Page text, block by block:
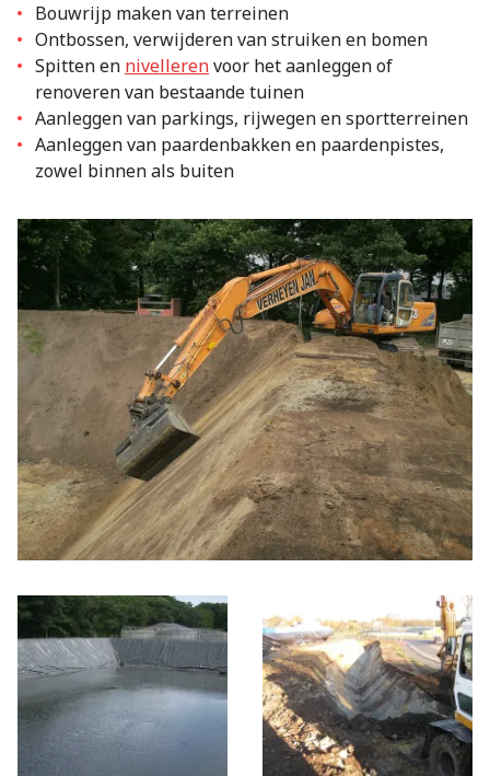
Bouwrijp maken van terreinen
Ontbossen, verwijderen van struiken en bomen
Spitten en nivellerenvoor het aanleggen of
renoveren van bestaande tuinen
Aanleggen van parkings, rijwegen en sportterreinen
Aanleggen van paardenbakken en paardenpistes,
zowel binnen als buiten